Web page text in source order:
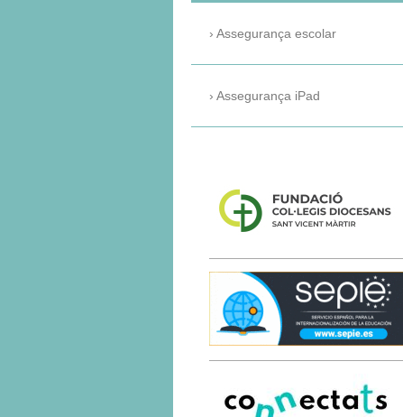
Assegurança escolar
Assegurança iPad